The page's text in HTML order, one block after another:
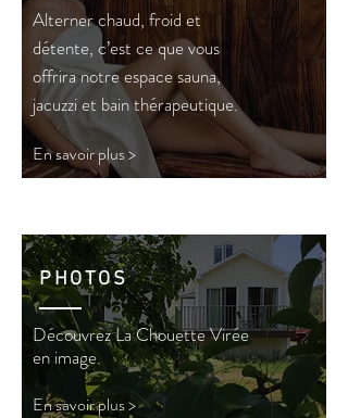
Alterner chaud, froid et
détente, c’est ce que vous
offrira notre espace sauna,
jacuzzi et bain thérapeutique.
En savoir plus >
PHOTOS
Découvrez La Chouette Virée
en image.
En savoir plus >